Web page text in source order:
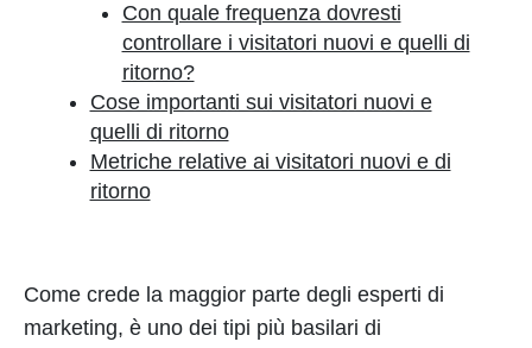
Con quale frequenza dovresti
controllare i visitatori nuovi e quelli di
ritorno?
Cose importanti sui visitatori nuovi e
quelli di ritorno
Metriche relative ai visitatori nuovi e di
ritorno
Come crede la maggior parte degli esperti di
marketing, è uno dei tipi più basilari di